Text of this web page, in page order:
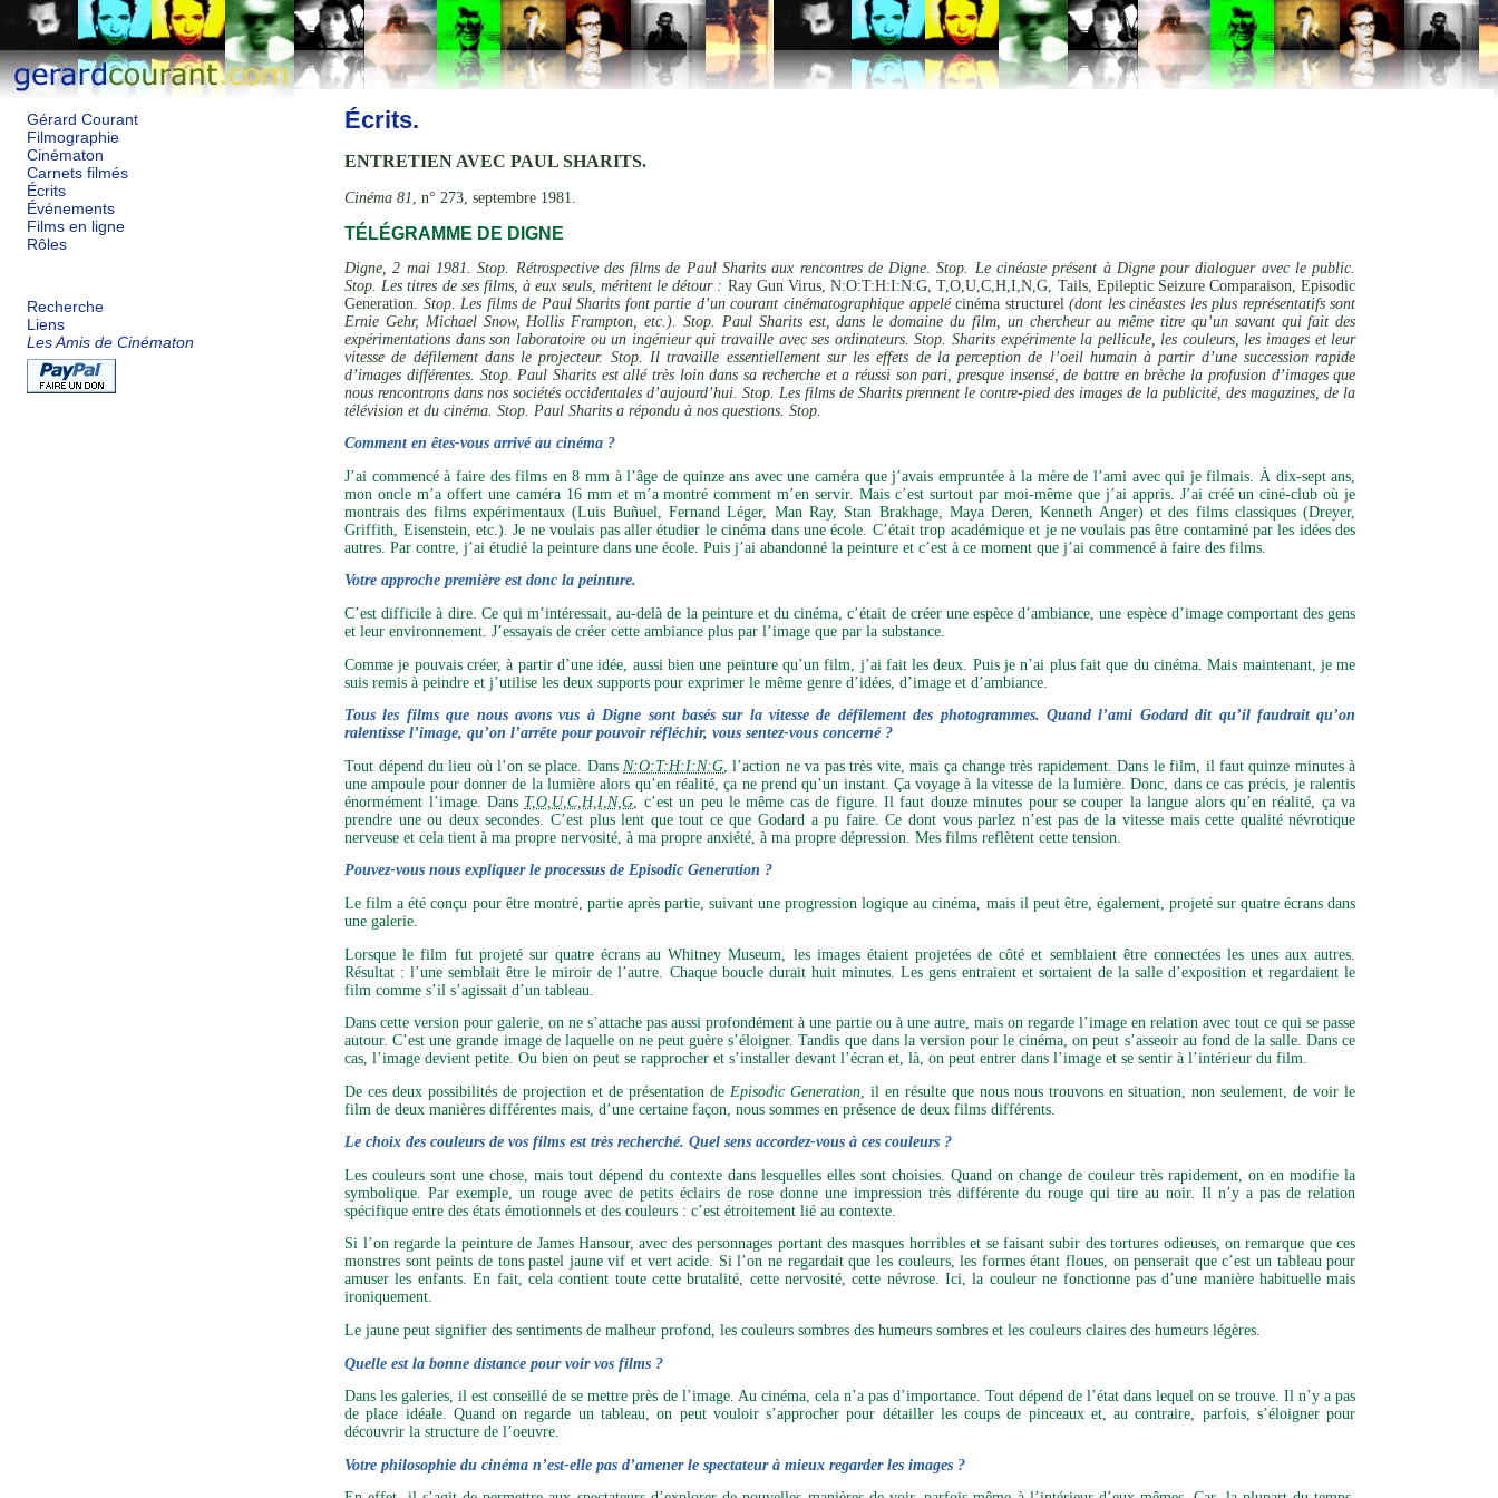
Gérard Courant
Filmographie
Cinématon
Carnets filmés
Écrits
Événements
Films en ligne
Rôles
Recherche
Liens
Les Amis de Cinématon
Écrits.
ENTRETIEN AVEC PAUL SHARITS.
Cinéma 81, n° 273, septembre 1981.
TÉLÉGRAMME DE DIGNE
Digne, 2 mai 1981. Stop. Rétrospective des films de Paul Sharits aux rencontres de Digne. Stop. Le cinéaste présent à Digne pour dialoguer avec le public.
Stop. Les titres de ses films, à eux seuls, méritent le détour : Ray Gun Virus, N:O:T:H:I:N:G, T,O,U,C,H,I,N,G, Tails, Epileptic Seizure Comparaison, Episodic
Generation. Stop. Les films de Paul Sharits font partie d’un courant cinématographique appelécinéma structurel(dont les cinéastes les plus représentatifs sont
Ernie Gehr, Michael Snow, Hollis Frampton, etc.). Stop. Paul Sharits est, dans le domaine du film, un chercheur au même titre qu’un savant qui fait des
expérimentations dans son laboratoire ou un ingénieur qui travaille avec ses ordinateurs. Stop. Sharits expérimente la pellicule, les couleurs, les images et leur
vitesse de défilement dans le projecteur. Stop. Il travaille essentiellement sur les effets de la perception de l’oeil humain à partir d’une succession rapide
d’images différentes. Stop. Paul Sharits est allé très loin dans sa recherche et a réussi son pari, presque insensé, de battre en brèche la profusion d’images que
nous rencontrons dans nos sociétés occidentales d’aujourd’hui. Stop. Les films de Sharits prennent le contre-pied des images de la publicité, des magazines, de la
télévision et du cinéma. Stop. Paul Sharits a répondu à nos questions. Stop.
Comment en êtes-vous arrivé au cinéma ?
J’ai commencé à faire des films en 8 mm à l’âge de quinze ans avec une caméra que j’avais empruntée à la mère de l’ami avec qui je filmais. À dix-sept ans,
mon oncle m’a offert une caméra 16 mm et m’a montré comment m’en servir. Mais c’est surtout par moi-même que j’ai appris. J’ai créé un ciné-club où je
montrais des films expérimentaux (Luis Buñuel, Fernand Léger, Man Ray, Stan Brakhage, Maya Deren, Kenneth Anger) et des films classiques (Dreyer,
Griffith, Eisenstein, etc.). Je ne voulais pas aller étudier le cinéma dans une école. C’était trop académique et je ne voulais pas être contaminé par les idées des
autres. Par contre, j’ai étudié la peinture dans une école. Puis j’ai abandonné la peinture et c’est à ce moment que j’ai commencé à faire des films.
Votre approche première est donc la peinture.
C’est difficile à dire. Ce qui m’intéressait, au-delà de la peinture et du cinéma, c’était de créer une espèce d’ambiance, une espèce d’image comportant des gens
et leur environnement. J’essayais de créer cette ambiance plus par l’image que par la substance.
Comme je pouvais créer, à partir d’une idée, aussi bien une peinture qu’un film, j’ai fait les deux. Puis je n’ai plus fait que du cinéma. Mais maintenant, je me
suis remis à peindre et j’utilise les deux supports pour exprimer le même genre d’idées, d’image et d’ambiance.
Tous les films que nous avons vus à Digne sont basés sur la vitesse de défilement des photogrammes. Quand l’ami Godard dit qu’il faudrait qu’on
ralentisse l’image, qu’on l’arrête pour pouvoir réfléchir, vous sentez-vous concerné ?
Tout dépend du lieu où l’on se place. Dans N:O:T:H:I:N:G , l’action ne va pas très vite, mais ça change très rapidement. Dans le film, il faut quinze minutes à
une ampoule pour donner de la lumière alors qu’en réalité, ça ne prend qu’un instant. Ça voyage à la vitesse de la lumière. Donc, dans ce cas précis, je ralentis
énormément l’image. Dans T,O,U,C,H,I,N,G , c’est un peu le même cas de figure. Il faut douze minutes pour se couper la langue alors qu’en réalité, ça va
prendre une ou deux secondes. C’est plus lent que tout ce que Godard a pu faire. Ce dont vous parlez n’est pas de la vitesse mais cette qualité névrotique
nerveuse et cela tient à ma propre nervosité, à ma propre anxiété, à ma propre dépression. Mes films reflètent cette tension.
Pouvez-vous nous expliquer le processus deEpisodic Generation ?
Le film a été conçu pour être montré, partie après partie, suivant une progression logique au cinéma, mais il peut être, également, projeté sur quatre écrans dans
une galerie.
Lorsque le film fut projeté sur quatre écrans auWhitney Museum , les images étaient projetées de côté et semblaient être connectées les unes aux autres.
Résultat : l’une semblait être le miroir de l’autre. Chaque boucle durait huit minutes. Les gens entraient et sortaient de la salle d’exposition et regardaient le
film comme s’il s’agissait d’un tableau.
Dans cette version pour galerie, on ne s’attache pas aussi profondément à une partie ou à une autre, mais on regarde l’image en relation avec tout ce qui se passe
autour. C’est une grande image de laquelle on ne peut guère s’éloigner. Tandis que dans la version pour le cinéma, on peut s’asseoir au fond de la salle. Dans ce
cas, l’image devient petite. Ou bien on peut se rapprocher et s’installer devant l’écran et, là, on peut entrer dans l’image et se sentir à l’intérieur du film.
De ces deux possibilités de projection et de présentation de Episodic Generation, il en résulte que nous nous trouvons en situation, non seulement, de voir le
film de deux manières différentes mais, d’une certaine façon, nous sommes en présence de deux films différents.
Le choix des couleurs de vos films est très recherché. Quel sens accordez-vous à ces couleurs ?
Les couleurs sont une chose, mais tout dépend du contexte dans lesquelles elles sont choisies. Quand on change de couleur très rapidement, on en modifie la
symbolique. Par exemple, un rouge avec de petits éclairs de rose donne une impression très différente du rouge qui tire au noir. Il n’y a pas de relation
spécifique entre des états émotionnels et des couleurs : c’est étroitement lié au contexte.
Si l’on regarde la peinture de James Hansour, avec des personnages portant des masques horribles et se faisant subir des tortures odieuses, on remarque que ces
monstres sont peints de tons pastel jaune vif et vert acide. Si l’on ne regardait que les couleurs, les formes étant floues, on penserait que c’est un tableau pour
amuser les enfants. En fait, cela contient toute cette brutalité, cette nervosité, cette névrose. Ici, la couleur ne fonctionne pas d’une manière habituelle mais
ironiquement.
Le jaune peut signifier des sentiments de malheur profond, les couleurs sombres des humeurs sombres et les couleurs claires des humeurs légères.
Quelle est la bonne distance pour voir vos films ?
Dans les galeries, il est conseillé de se mettre près de l’image. Au cinéma, cela n’a pas d’importance. Tout dépend de l’état dans lequel on se trouve. Il n’y a pas
de place idéale. Quand on regarde un tableau, on peut vouloir s’approcher pour détailler les coups de pinceaux et, au contraire, parfois, s’éloigner pour
découvrir la structure de l’oeuvre.
Votre philosophie du cinéma n’est-elle pas d’amener le spectateur à mieux regarder les images ?